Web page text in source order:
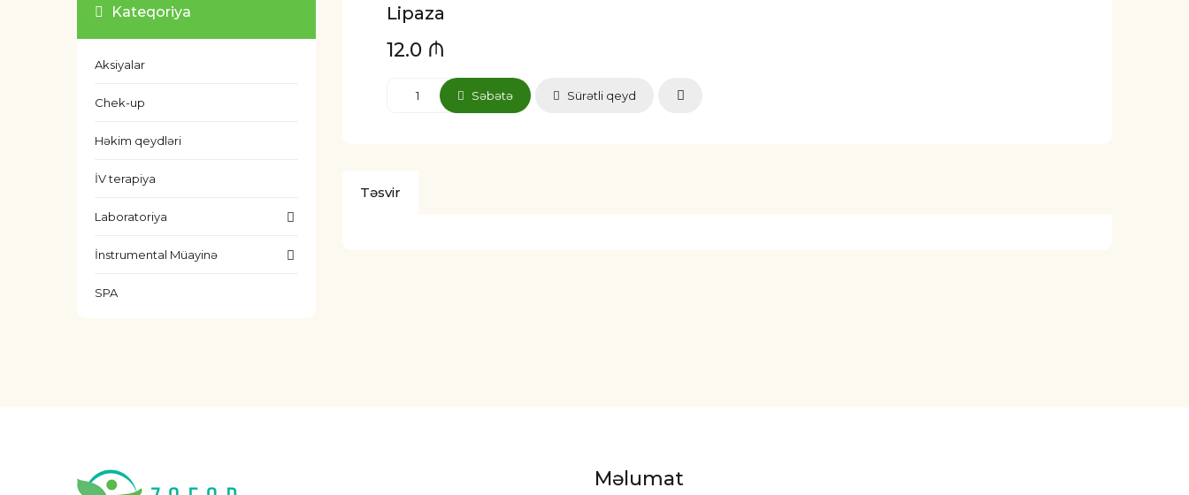
Lipaza
12.0 ₼
Səbətə Sürətli qeyd
Təsvir
Kateqoriya
Aksiyalar
Chek-up
Həkim qeydləri
İV terapiya
Laboratoriya
İnstrumental Müayinə
SPA
Məlumat